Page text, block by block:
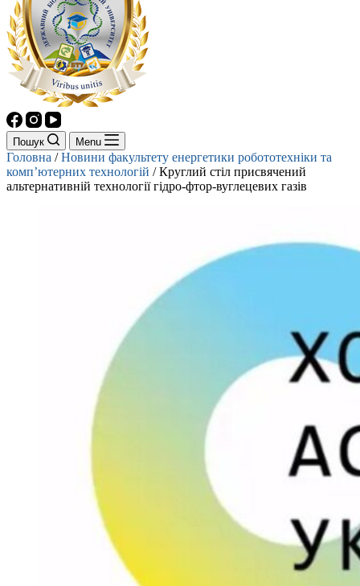
Пошук Menu
Головна /Новини факультету енергетики робототехніки та
комп’ютерних технологій /Круглий стіл присвячений
альтернативній технології гідро-фтор-вуглецевих газів